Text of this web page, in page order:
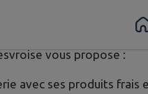
vous propose :
avec ses produits frais